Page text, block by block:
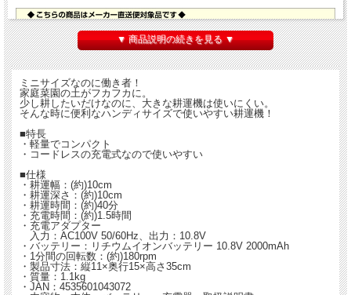
▼ 商品説明の続きを見る ▼
ミニサイズなのに働き者！
家庭菜園の土がフカフカに。
少し耕したいだけなのに、大きな耕運機は使いにくい。
そんな時に便利なハンディサイズで使いやすい耕運機！
■特長
・軽量でコンパクト
・コードレスの充電式なので使いやすい
■仕様
・耕運幅：(約)10cm
・耕運深さ：(約)10cm
・耕運時間：(約)40分
・充電時間：(約)1.5時間
・充電アダプター
入力：AC100V 50/60Hz、出力：10.8V
・バッテリー：リチウムイオンバッテリー 10.8V 2000mAh
・1分間の回転数：(約)180rpm
・製品寸法：縦11×奥行15×高さ35cm
・質量：1.1kg
・JAN：4535601043072